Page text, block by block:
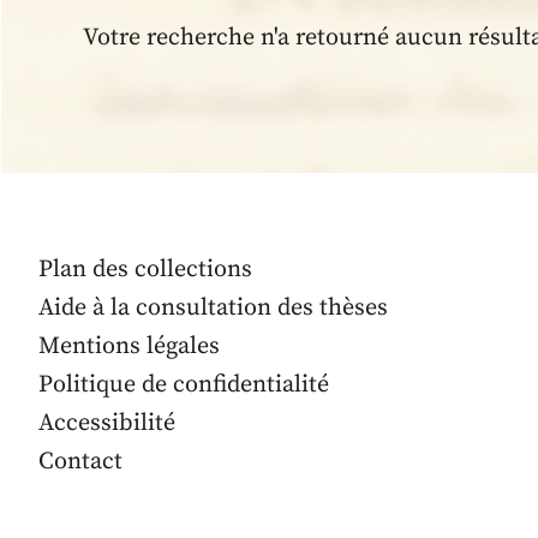
Votre recherche n'a retourné aucun
Plan des collections
Aide à la consultation des thèses
Mentions légales
Politique de confidentialité
Accessibilité
Contact